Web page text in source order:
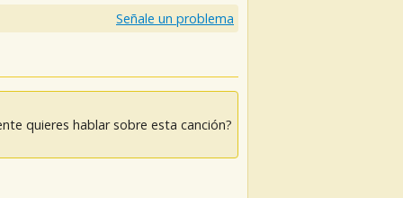
Señale un problema
quieres hablar sobre esta canción?